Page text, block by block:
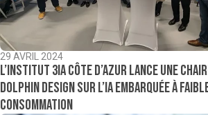
29 AVRIL 2024
L’institut 3IA Côte d’Azur lance une
Dolphin Design sur l’IA embarquée à
consommation